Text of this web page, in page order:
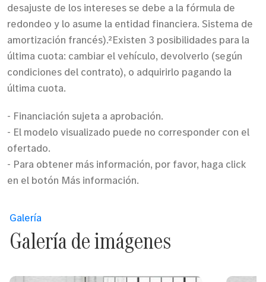
desajuste de los intereses se debe a la fórmula de
redondeo y lo asume la entidad financiera. Sistema de
amortización francés).²Existen 3 posibilidades para la
última cuota: cambiar el vehículo, devolverlo (según
condiciones del contrato), o adquirirlo pagando la
última cuota.
- Financiación sujeta a aprobación.
- El modelo visualizado puede no corresponder con el
ofertado.
- Para obtener más información, por favor, haga click
en el botón Más información.
Galería
Galería de imágenes